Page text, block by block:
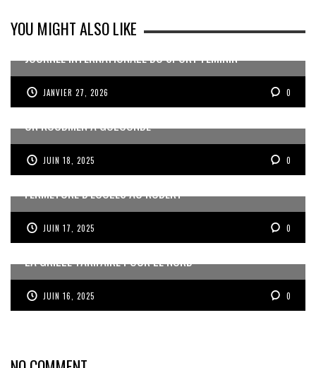
YOU MIGHT ALSO LIKE
JOURNÉE INTERNATIONALE DU SPORT FÉMININ
JANVIER 27, 2026 0
UN KOUDMEN À GOLCONDE
JUIN 18, 2025 0
FERMETURE D’ÉCOLES AU ROBERT
JUIN 17, 2025 0
LA GRILLE TARIFAIRE POUR LE NORD
JUIN 16, 2025 0